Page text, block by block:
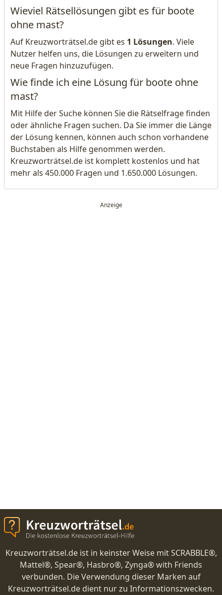
Wieviel Rätsellösungen gibt es für boote
ohne mast?
Auf Kreuzworträtsel.de gibt es 1 Lösungen. Viele
Nutzer helfen uns, die Lösungen zu erweitern und
neue Fragen hinzuzufügen.
Wie finde ich eine Lösung für boote ohne
mast?
Mit Hilfe der Suche können Sie die Rätselfrage finden
oder ähnliche Fragen suchen. Da Sie immer die Länge
der Lösung kennen, können auch schon vorhandene
Buchstaben als Hilfe genommen werden.
Kreuzworträtsel.de ist komplett kostenlos und hat
mehr als 450.000 Fragen und 1.650.000 Lösungen.
Kreuzworträtsel.de ist in keinster Weise mit SCRABBLE®,
Mattel®, Spear®, Hasbro®, Zynga® with Friends
verbunden. Die Verwendung dieser Marken auf
Kreuzworträtsel.de dient nur zu Informationszwecken.